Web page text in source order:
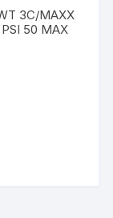
3C/MAXX
50 MAX